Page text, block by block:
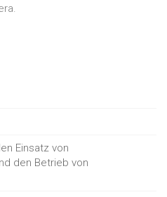
Einsatz von
den Betrieb von